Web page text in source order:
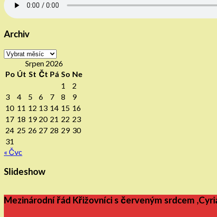
Archiv
Archiv
Srpen 2026
Po Út St Čt Pá So Ne
1
2
3
4 5 6 7 8
9
10 11 12 13 14 15 16
17 18 19 20 21 22 23
24 25 26 27 28 29 30
31
« Čvc
Slideshow
Mezinárodní řád Křižovníci s červeným srdcem